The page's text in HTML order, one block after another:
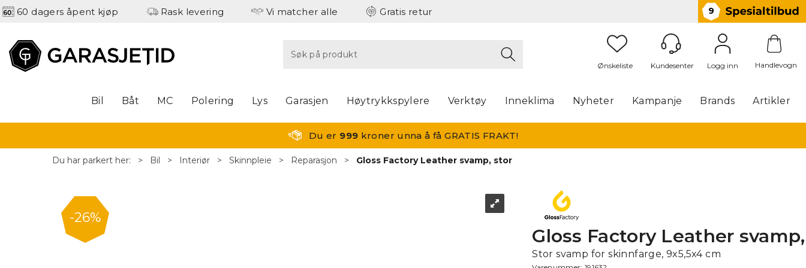
9
60 dagers åpent kjøp Rask levering Vi matcher alle Gratis retur
Logg inn Handlevogn
Bil Båt MC Polering Lys Garasjen Høytrykkspylere Verktøy Inneklima Nyheter Kampanje Brands Artikler
Du er 999 kroner unna å få GRATIS FRAKT!
Du har parkert her: > Bil > Interiør > Skinnpleie > Reparasjon > Gloss Factory Leather svamp, stor
26%
Gloss Factory Leather
Stor svamp for skinnfarge, 9x5,5x4 cm